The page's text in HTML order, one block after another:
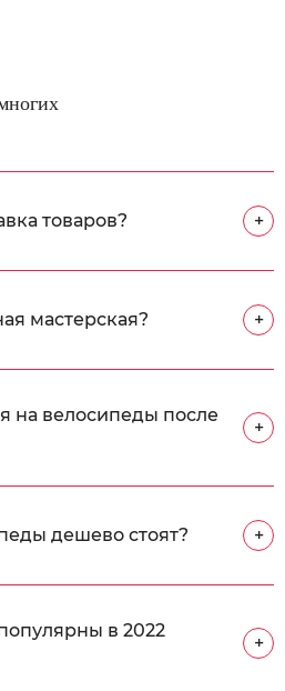
товаров? +
мастерская? +
на велосипеды после
+
дешево стоят? +
в 2022
+